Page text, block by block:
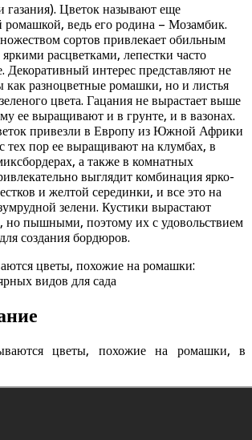
газания). Цветок называют еще
ромашкой, ведь его родина – Мозамбик.
сортов привлекает обильным
расцветками, лепестки часто
Декоративный интерес представляют не
как разноцветные ромашки, но и листья
цвета. Гацания не вырастает выше
ее выращивают и в грунте, и в вазонах.
привезли в Европу из Южной Африки
тех пор ее выращивают на клумбах, в
а также в комнатных
выглядит комбинация ярко-
и желтой серединки, и все это на
зелени. Кустики вырастают
но пышными, поэтому их с удовольствием
создания бордюров.
цветы, похожие на ромашки, в